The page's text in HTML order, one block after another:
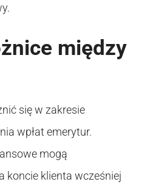
między
się w zakresie
wpłat emerytur.
mogą
koncie klienta wcześniej